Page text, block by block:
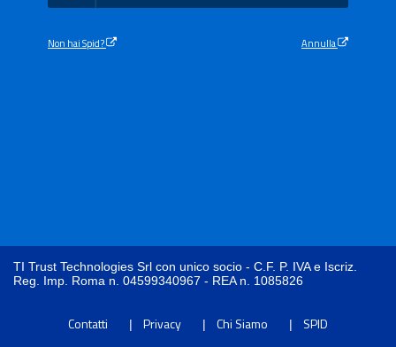
Non hai Spid? Annulla
TI Trust Technologies Srl con unico socio - C.F. P. IVA e Iscriz.
Reg. Imp. Roma n. 04599340967 - REA n. 1085826
Contatti Privacy Chi Siamo SPID